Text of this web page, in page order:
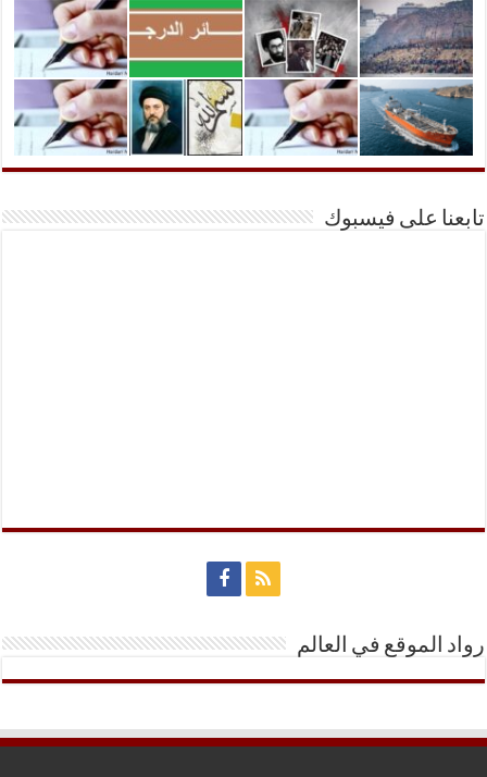
تابعنا على فيسبوك
رواد الموقع في العالم